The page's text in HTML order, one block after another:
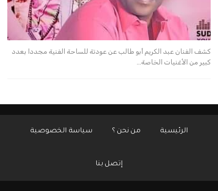
كشف الفنان عبد الكريم أبو طالب عن عودتة للساحة الفنية مجددا بعدد
كبير من الأغنيات الخاصة…
الرئيسية من نحن ؟ سياسة الخصوصية
إتصل بنا